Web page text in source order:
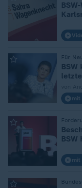
Für
:
BSW
mit
:
BSW
mit